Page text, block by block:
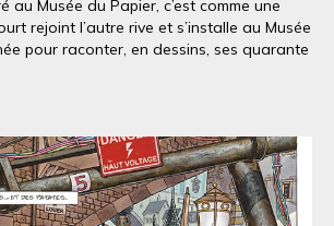
au Musée du Papier, c’est comme une
rejoint l’autre rive et s’installe au Musée
pour raconter, en dessins, ses quarante